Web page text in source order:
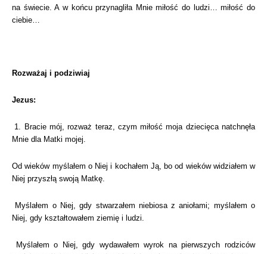
na świecie. A w końcu przynagliła Mnie miłość do ludzi… miłość do
ciebie…
Rozważaj i podziwiaj
Jezus:
1. Bracie mój, rozważ teraz, czym miłość moja dziecięca natchnęła
Mnie dla Matki mojej.
Od wieków myślałem o Niej i kochałem Ją, bo od wieków widziałem w
Niej przyszłą swoją Matkę.
Myślałem o Niej, gdy stwarzałem niebiosa z aniołami; myślałem o
Niej, gdy kształtowałem ziemię i ludzi.
Myślałem o Niej, gdy wydawałem wyrok na pierwszych rodziców